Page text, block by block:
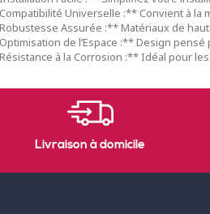
Universelle :** Convient à la
Assurée :** Matériaux de
de l’Espace :** Design
à la Corrosion :** Idéal pour
Livraison à domicile